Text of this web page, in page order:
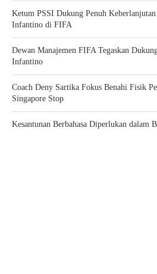
Ketum PSSI Dukung Penuh
Infantino di FIFA
Dewan Manajemen FIFA Tegaskan
Infantino
Coach Deny Sartika Fokus Benahi Fisik
Singapore Stop
Kesantunan Berbahasa Diperlukan dalam